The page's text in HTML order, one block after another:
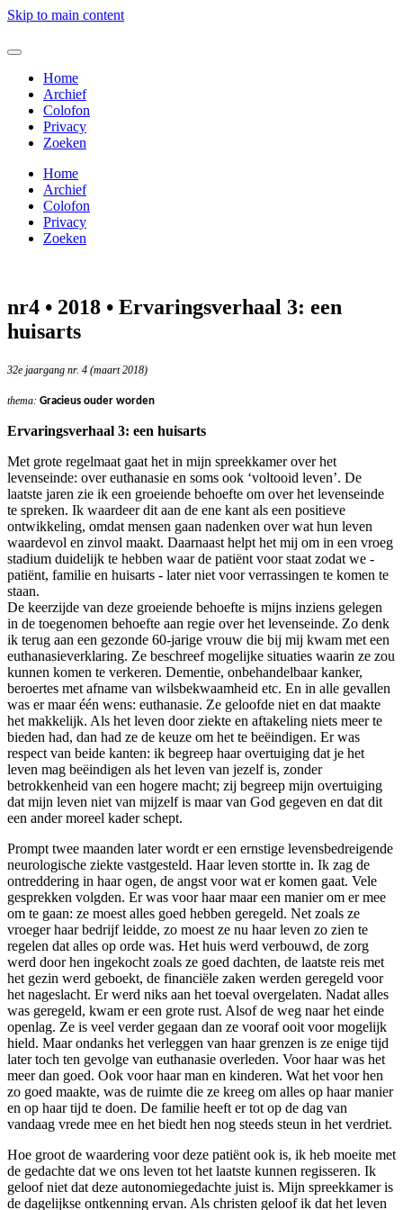
Skip to main content
Home
Archief
Colofon
Privacy
Zoeken
Home
Archief
Colofon
Privacy
Zoeken
nr4 • 2018 • Ervaringsverhaal 3: een
huisarts
32e jaargang nr. 4 (maart 2018)
thema: Gracieus ouder worden
Ervaringsverhaal 3: een huisarts
Met grote regelmaat gaat het in mijn spreekkamer over het
levenseinde: over euthanasie en soms ook ‘voltooid leven’. De
laatste jaren zie ik een groeiende behoefte om over het levenseinde
te spreken. Ik waardeer dit aan de ene kant als een positieve
ontwikkeling, omdat mensen gaan nadenken over wat hun leven
waardevol en zinvol maakt. Daarnaast helpt het mij om in een vroeg
stadium duidelijk te hebben waar de patiënt voor staat zodat we -
patiënt, familie en huisarts - later niet voor verrassingen te komen te
staan.
De keerzijde van deze groeiende behoefte is mijns inziens gelegen
in de toegenomen behoefte aan regie over het levenseinde. Zo denk
ik terug aan een gezonde 60-jarige vrouw die bij mij kwam met een
euthanasieverklaring. Ze beschreef mogelijke situaties waarin ze zou
kunnen komen te verkeren. Dementie, onbehandelbaar kanker,
beroertes met afname van wilsbekwaamheid etc. En in alle gevallen
was er maar één wens: euthanasie. Ze geloofde niet en dat maakte
het makkelijk. Als het leven door ziekte en aftakeling niets meer te
bieden had, dan had ze de keuze om het te beëindigen. Er was
respect van beide kanten: ik begreep haar overtuiging dat je het
leven mag beëindigen als het leven van jezelf is, zonder
betrokkenheid van een hogere macht; zij begreep mijn overtuiging
dat mijn leven niet van mijzelf is maar van God gegeven en dat dit
een ander moreel kader schept.
Prompt twee maanden later wordt er een ernstige levensbedreigende
neurologische ziekte vastgesteld. Haar leven stortte in. Ik zag de
ontreddering in haar ogen, de angst voor wat er komen gaat. Vele
gesprekken volgden. Er was voor haar maar een manier om er mee
om te gaan: ze moest alles goed hebben geregeld. Net zoals ze
vroeger haar bedrijf leidde, zo moest ze nu haar leven zo zien te
regelen dat alles op orde was. Het huis werd verbouwd, de zorg
werd door hen ingekocht zoals ze goed dachten, de laatste reis met
het gezin werd geboekt, de financiële zaken werden geregeld voor
het nageslacht. Er werd niks aan het toeval overgelaten. Nadat alles
was geregeld, kwam er een grote rust. Alsof de weg naar het einde
openlag. Ze is veel verder gegaan dan ze vooraf ooit voor mogelijk
hield. Maar ondanks het verleggen van haar grenzen is ze enige tijd
later toch ten gevolge van euthanasie overleden. Voor haar was het
meer dan goed. Ook voor haar man en kinderen. Wat het voor hen
zo goed maakte, was de ruimte die ze kreeg om alles op haar manier
en op haar tijd te doen. De familie heeft er tot op de dag van
vandaag vrede mee en het biedt hen nog steeds steun in het verdriet.
Hoe groot de waardering voor deze patiënt ook is, ik heb moeite met
de gedachte dat we ons leven tot het laatste kunnen regisseren. Ik
geloof niet dat deze autonomiegedachte juist is. Mijn spreekkamer is
de dagelijkse ontkenning ervan. Als christen geloof ik dat het leven